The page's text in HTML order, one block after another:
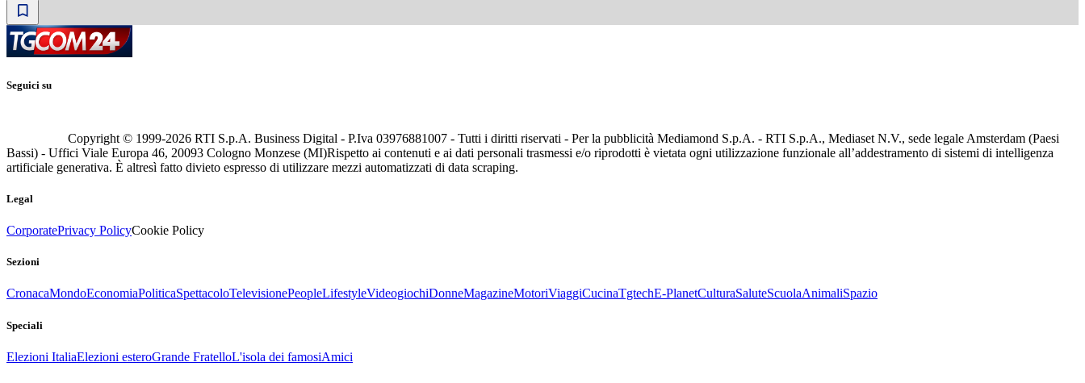
Seguici su
Copyright © 1999-2026 RTI S.p.A. Business Digital - P.Iva 03976881007 - Tutti i diritti riservati - Per la pubblicità Mediamond S.p.A. - RTI S.p.A., Mediaset N.V., sede legale Amsterdam (Paesi
Bassi) - Uffici Viale Europa 46, 20093 Cologno Monzese (MI)Rispetto ai contenuti e ai dati personali trasmessi e/o riprodotti è vietata ogni utilizzazione funzionale all’addestramento di sistemi di intelligenza
artificiale generativa. È altresì fatto divieto espresso di utilizzare mezzi automatizzati di data scraping.
Legal
CorporatePrivacy PolicyCookie Policy
Sezioni
CronacaMondoEconomiaPoliticaSpettacoloTelevisionePeopleLifestyleVideogiochiDonneMagazineMotoriViaggiCucinaTgtechE-PlanetCulturaSaluteScuolaAnimaliSpazio
Speciali
Elezioni ItaliaElezioni esteroGrande FratelloL'isola dei famosiAmici